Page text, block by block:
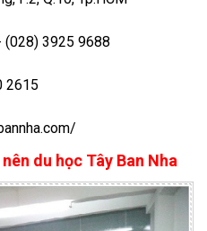
(028) 3925 9688
2615
du học Tây Ban Nha